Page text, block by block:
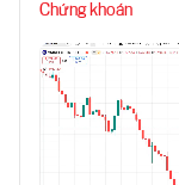
Chứng khoán